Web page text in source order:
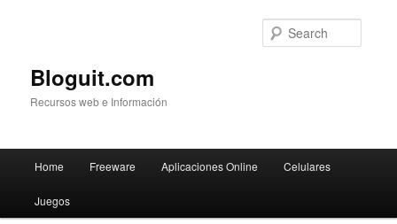
Bloguit.com
Recursos web e Información
Skip
to
Home Freeware Aplicaciones Online Celulares
Juegos